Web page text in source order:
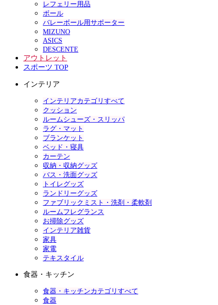
レフェリー用品
ボール
バレーボール用サポーター
MIZUNO
ASICS
DESCENTE
アウトレット
スポーツ TOP
インテリア
インテリアカテゴリすべて
クッション
ルームシューズ・スリッパ
ラグ・マット
ブランケット
ベッド・寝具
カーテン
収納・収納グッズ
バス・洗面グッズ
トイレグッズ
ランドリーグッズ
ファブリックミスト・洗剤・柔軟剤
ルームフレグランス
お掃除グッズ
インテリア雑貨
家具
家電
テキスタイル
食器・キッチン
食器・キッチンカテゴリすべて
食器